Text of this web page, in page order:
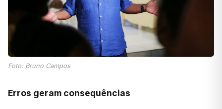
Foto: Bruno Campos
Erros geram consequências